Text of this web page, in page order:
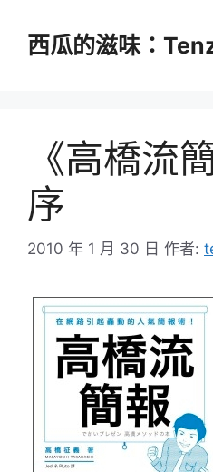
西瓜的滋味：
《高橋流
序
2010 年 1 月 30 日 作者: